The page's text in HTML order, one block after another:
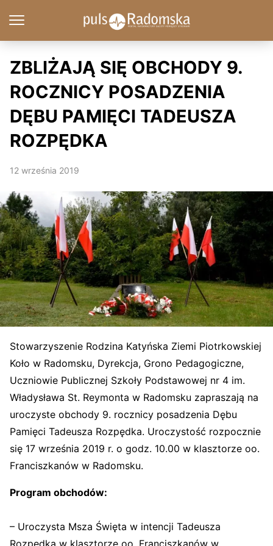
ZBLIŻAJĄ SIĘ OBCHODY 9.
ROCZNICY POSADZENIA
DĘBU PAMIĘCI TADEUSZA
ROZPĘDKA
12 września 2019
Stowarzyszenie Rodzina Katyńska Ziemi Piotrkowskiej
Koło w Radomsku, Dyrekcja, Grono Pedagogiczne,
Uczniowie Publicznej Szkoły Podstawowej nr 4 im.
Władysława St. Reymonta w Radomsku zapraszają na
uroczyste obchody 9. rocznicy posadzenia Dębu
Pamięci Tadeusza Rozpędka. Uroczystość rozpocznie
się 17 września 2019 r. o godz. 10.00 w klasztorze oo.
Franciszkanów w Radomsku.
Program obchodów:
– Uroczysta Msza Święta w intencji Tadeusza
Rozpędka w klasztorze oo. Franciszkanów w